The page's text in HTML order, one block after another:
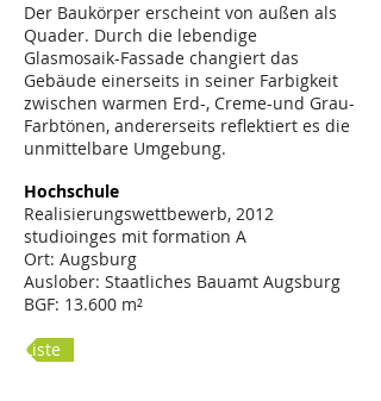
Der Baukörper erscheint von außen als
Quader. Durch die lebendige
Glasmosaik-Fassade changiert das
Gebäude einerseits in seiner Farbigkeit
zwischen warmen Erd-, Creme-und Grau-
Farbtönen, andererseits reflektiert es die
unmittelbare Umgebung.
Hochschule
Realisierungswettbewerb, 2012
studioinges mit formation A
Ort: Augsburg
Auslober: Staatliches Bauamt Augsburg
BGF: 13.600 m²
Liste